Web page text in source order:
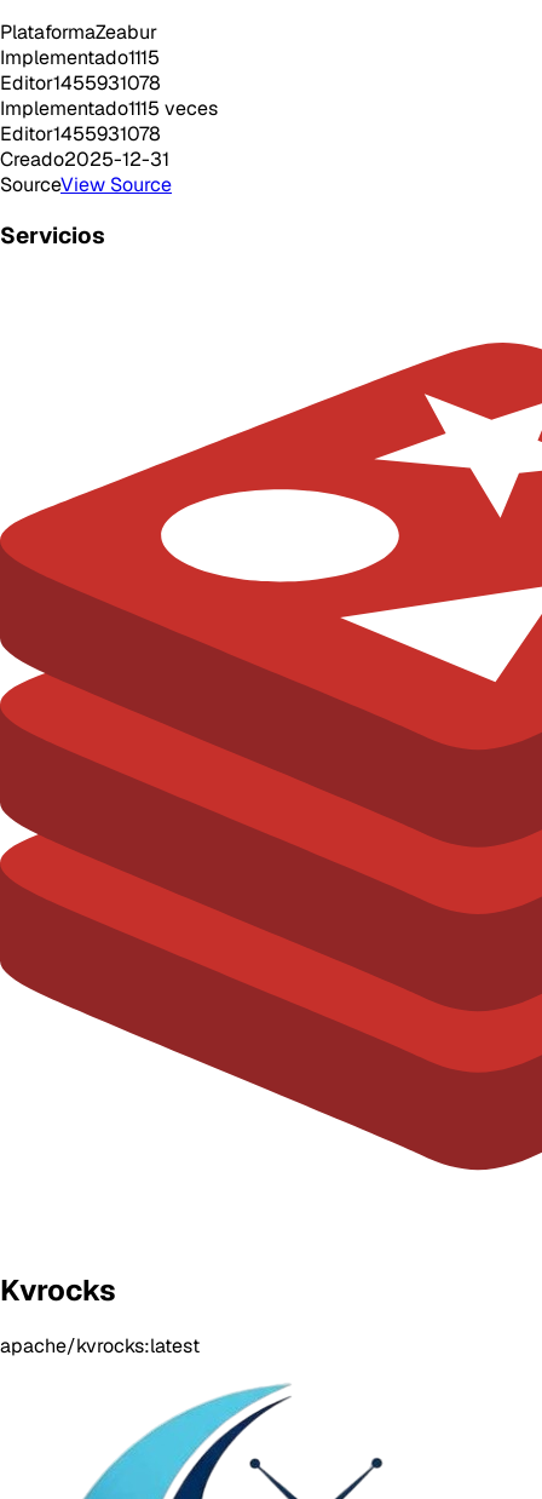
PlataformaZeabur
Implementado1115
Editor1455931078
Implementado1115 veces
Editor1455931078
Creado2025-12-31
SourceView Source
Servicios
Kvrocks
apache/kvrocks:latest